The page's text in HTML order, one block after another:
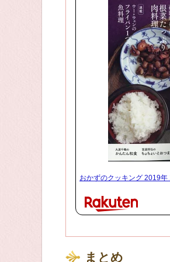
おかずのクッキング 2019年
まとめ